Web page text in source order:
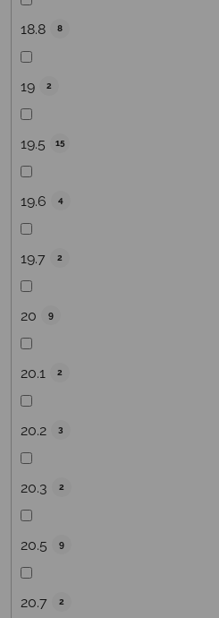
18.8 8
19 2
19.5 15
19.6 4
19.7 2
20 9
20.1 2
20.2 3
20.3 2
20.5 9
20.7 2